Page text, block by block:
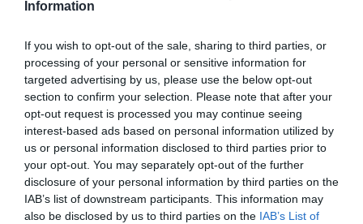
Information
If you wish to opt-out of the sale, sharing to third parties, or
processing of your personal or sensitive information for
targeted advertising by us, please use the below opt-out
section to confirm your selection. Please note that after your
opt-out request is processed you may continue seeing
interest-based ads based on personal information utilized by
us or personal information disclosed to third parties prior to
your opt-out. You may separately opt-out of the further
disclosure of your personal information by third parties on the
IAB’s list of downstream participants. This information may
also be disclosed by us to third parties on the IAB’s List of